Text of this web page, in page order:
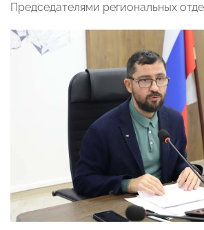
Председателями региональных